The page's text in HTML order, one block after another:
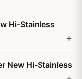
Hi-Stainless
New Hi-Stainless